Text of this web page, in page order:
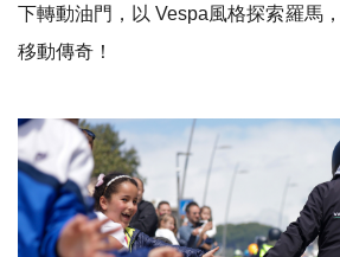
下轉動油門，以 Vespa風格探索羅馬
移動傳奇！